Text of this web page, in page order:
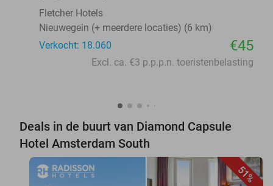
Fletcher Hotels
Nieuwegein (+ meerdere locaties) (6 km)
Verkocht: 18.060
€45
Excl. ca. €3 p.p.p.n. toeristenbelasting
Deals in de buurt van Diamond Capsule
Hotel Amsterdam South
51%